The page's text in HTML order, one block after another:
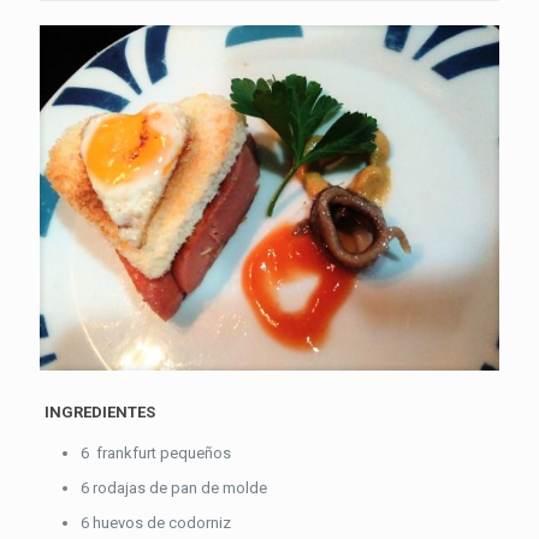
INGREDIENTES
6 frankfurt pequeños
6 rodajas de pan de molde
6 huevos de codorniz